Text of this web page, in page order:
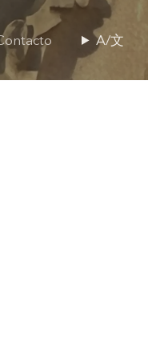
A/文